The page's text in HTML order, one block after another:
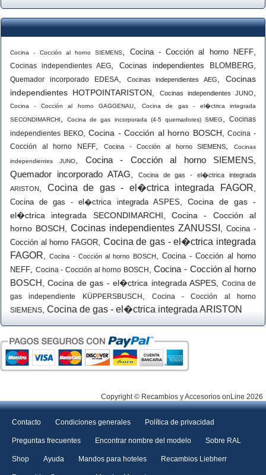
Cocina - Cocción al horno SIEMENS Cocina - Cocción al horno NEFF
Cocinas independientes AEG Cocinas independientes BLOMBERG
Quemador incorporado EDESA, Cocinas independientes AEG ,Cocinas
independientes HOTPOINTARISTON
Cocinas independientes JUNO
Cocina - Cocción al horno GAGGENAU Cocina de gas - el�ctrica integrada
SECONDIMARCHI ,Cocina de gas incorporada (4-5 quemadores) SMEG
Cocinas
independientes BEKO,Cocina - Cocción al horno BOSCH ,Cocina -
Cocción al horno NEFF
Cocina - Cocción al horno SIEMENS ,Cocinas
independientes JUNO Cocina - Cocción al horno SIEMENS
Quemador incorporado ATAG
Cocina de gas - el�ctrica integrada
ARISTON
Cocina de gas - el�ctrica integrada FAGOR
Cocina de gas - el�ctrica integrada ASPES
Cocina de gas -
el�ctrica integrada SECONDIMARCHI ,Cocina - Cocción al
horno BOSCH
Cocinas independientes ZANUSSI
Cocina -
Cocción al horno FAGOR Cocina de gas - el�ctrica integrada
FAGOR ,Cocina - Cocción al horno BOSCH
Cocina - Cocción al horno
NEFF
Cocina - Cocción al horno BOSCH ,Cocina - Cocción al horno
BOSCH ,Cocina de gas - el�ctrica integrada ASPES
Cocina de
gas independiente KÜPPERSBUSCH
Cocina - Cocción al horno
SIEMENS Cocina de gas - el�ctrica integrada ARISTON
Copyright © Recambios y Accesorios onLine 2026
Contacto Condiciones generales Política de privacidad
Preguntas frecuentes Encontrar nombre del modelo Sobre RAL
Shop Ayuda Mandos para hoteles Recambios Liebherr